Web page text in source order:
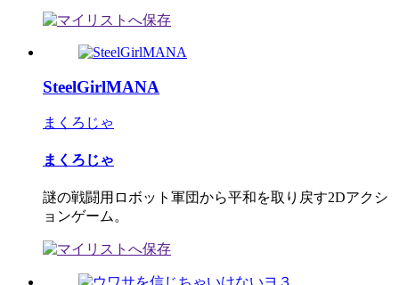
SteelGirlMANA
まくろじゃ
まくろじゃ
謎の戦闘用ロボット軍団から平和を取り戻す2Dアクシ
ョンゲーム。